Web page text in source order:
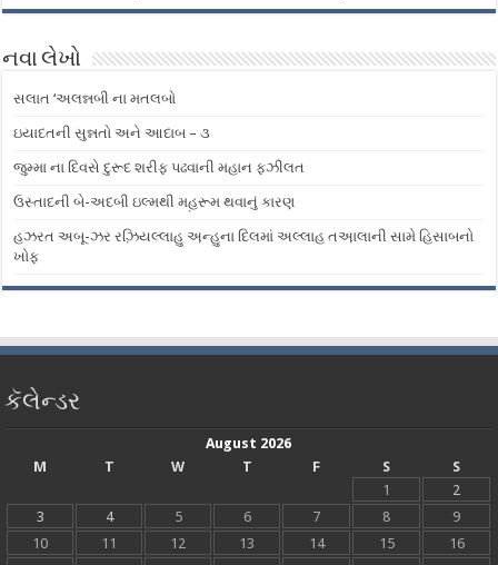
નવા લેખો
સલાત ‘અલન્નબી ના મતલબો
ઇયાદતની સુન્નતો અને આદાબ – ૩
જુમ્મા ના દિવસે દુરૂદ શરીફ પઢવાની મહાન ફઝીલત
ઉસ્તાદની બે-અદબી ઇલ્મથી મહ઼રૂમ થવાનું કારણ
હઝરત અબૂ-ઝર રઝ઼િયલ્લાહુ અ઼ન્હુના દિલમાં અલ્લાહ તઅ઼ાલાની સામે હિસાબનો
ખોફ
કૅલેન્ડર
August 2026
M
T W T F S
S
1
2
3
4 5 6 7 8
9
10
11 12 13 14 15
16